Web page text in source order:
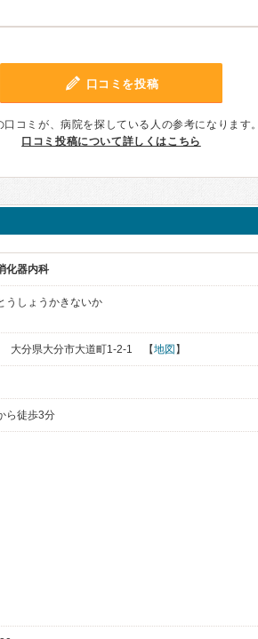
口コミを投稿
口コミが、病院を探している人の参考になります。
口コミ投稿について詳しくはこちら
化器内科
うしょうかきないか
大分県大分市大道町1-2-1 【地図 】
ら徒歩3分